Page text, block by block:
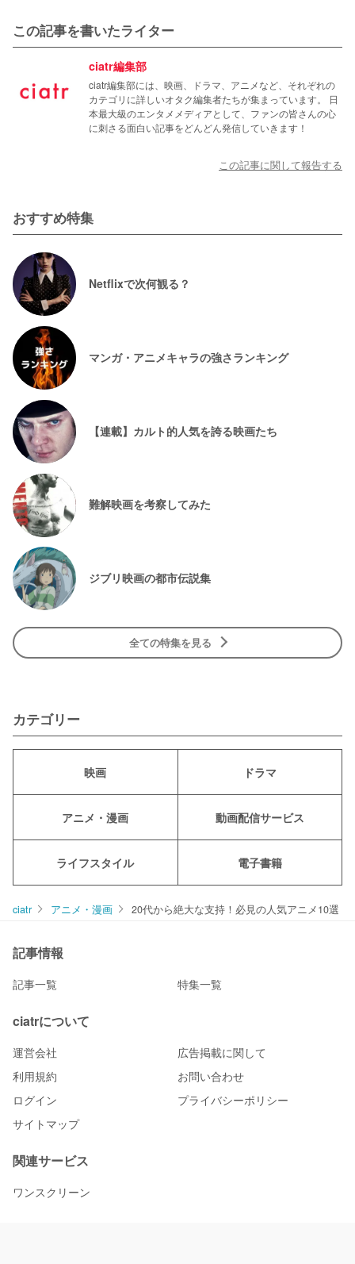
この記事を書いたライター
ciatr編集部
ciatr編集部には、映画、ドラマ、アニメなど、それぞれの
カテゴリに詳しいオタク編集者たちが集まっています。 日
本最大級のエンタメメディアとして、ファンの皆さんの心
に刺さる面白い記事をどんどん発信していきます！
この記事に関して報告する
おすすめ特集
Netflixで次何観る？
マンガ・アニメキャラの強さランキング
【連載】カルト的人気を誇る映画たち
難解映画を考察してみた
ジブリ映画の都市伝説集
全ての特集を見る
カテゴリー
映画 ドラマ
アニメ・漫画 動画配信サービス
ライフスタイル 電子書籍
ciatr アニメ・漫画 20代から絶大な支持！必見の人気アニメ10選
記事情報
記事一覧 特集一覧
ciatrについて
運営会社
広告掲載に関して
利用規約
お問い合わせ
ログイン
プライバシーポリシー
サイトマップ
関連サービス
ワンスクリーン